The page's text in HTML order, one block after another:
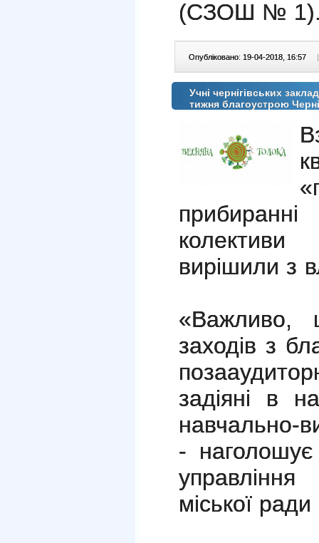
(СЗОШ №
Опубліковано: 19-04-2018, 16:57 |
Учні чернігівських
тижня благоустрою
колективи
вирішили з
«Важливо,
заходів з
задіяні в
навчально-
- наголошує
управління
міської